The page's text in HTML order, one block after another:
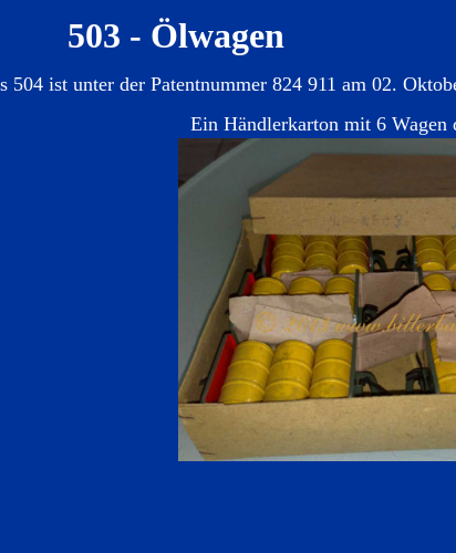
503 - Ölwagen
504 ist unter der Patentnummer 824 911 am 02.
Ein Händlerkarton mit 6 Wagen